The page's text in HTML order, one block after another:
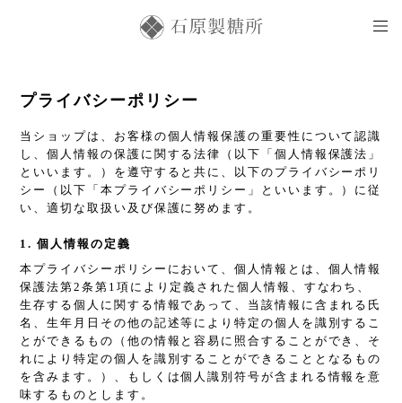
プライバシーポリシー
当ショップは、お客様の個人情報保護の重要性について認識
し、個人情報の保護に関する法律（以下「個人情報保護法」
といいます。）を遵守すると共に、以下のプライバシーポリ
シー（以下「本プライバシーポリシー」といいます。）に従
い、適切な取扱い及び保護に努めます。
1. 個人情報の定義
本プライバシーポリシーにおいて、個人情報とは、個人情報
保護法第2条第1項により定義された個人情報、すなわち、
生存する個人に関する情報であって、当該情報に含まれる氏
名、生年月日その他の記述等により特定の個人を識別するこ
とができるもの（他の情報と容易に照合することができ、そ
れにより特定の個人を識別することができることとなるもの
を含みます。）、もしくは個人識別符号が含まれる情報を意
味するものとします。